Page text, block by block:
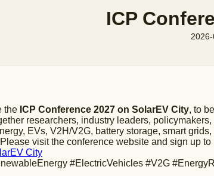
ICP
the ICP Conference 2027 on SolarEV City, to
researchers, industry leaders,
EVs, V2H/V2G, battery storage, smart
visit the conference website and sign up
City
#ElectricVehicles #V2G